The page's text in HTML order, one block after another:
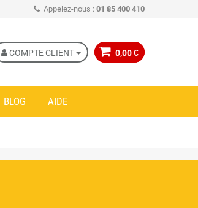
Appelez-nous : 01 85 400 410
0,00 €
COMPTE CLIENT
BLOG AIDE